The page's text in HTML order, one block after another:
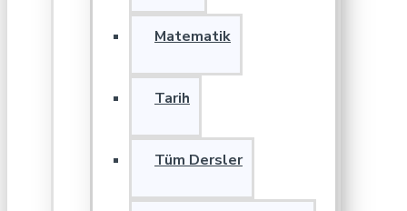
Matematik
Tarih
Tüm Dersler